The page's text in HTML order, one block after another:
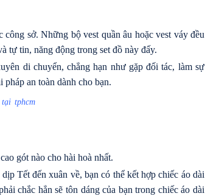
sở. Những bộ vest quần âu hoặc vest váy đều
tự tin, năng động trong set đồ này đấy.
di chuyển, chẳng hạn như gặp đối tác, làm sự
an toàn dành cho bạn.
tphcm
gót nào cho hài hoà nhất.
Tết đến xuân về, bạn có thể kết hợp chiếc áo dài
chắc hẳn sẽ tôn dáng của bạn trong chiếc áo dài